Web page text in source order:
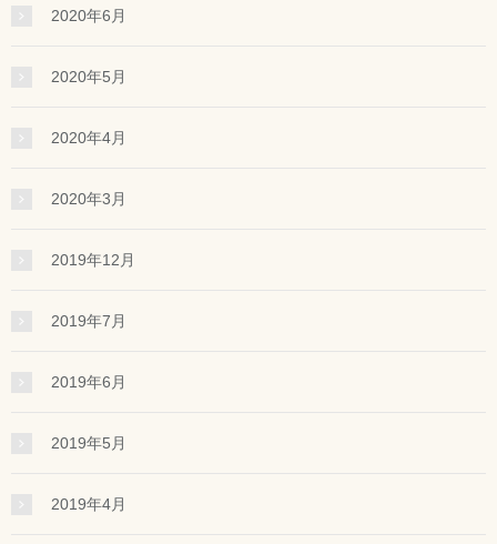
2020年6月
2020年5月
2020年4月
2020年3月
2019年12月
2019年7月
2019年6月
2019年5月
2019年4月